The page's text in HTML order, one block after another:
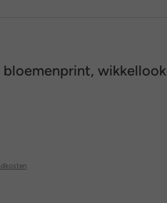
wikkellook